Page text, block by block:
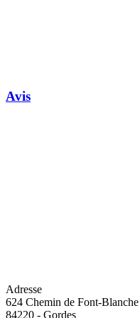
Avis
Adresse
624 Chemin de Font-
84220 - Gordes